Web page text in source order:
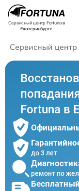
Сервисный центр Fortunaв
Екатеринбурге
Сервисный центр
Fortuna в
до 3 лет
ремонт по